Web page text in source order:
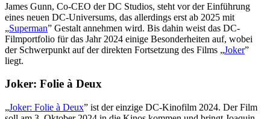
James Gunn, Co-CEO der DC Studios, steht vor der Einführung
eines neuen DC-Universums, das allerdings erst ab 2025 mit
„Superman” Gestalt annehmen wird. Bis dahin weist das DC-
Filmportfolio für das Jahr 2024 einige Besonderheiten auf, wobei
der Schwerpunkt auf der direkten Fortsetzung des Films „Joker”
liegt.
Joker: Folie à Deux
„Joker: Folie à Deux” ist der einzige DC-Kinofilm 2024. Der Film